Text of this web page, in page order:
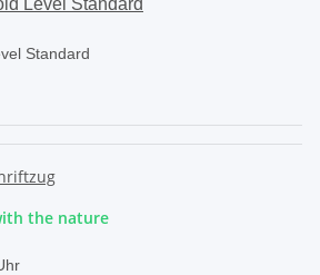
Standard
the nature